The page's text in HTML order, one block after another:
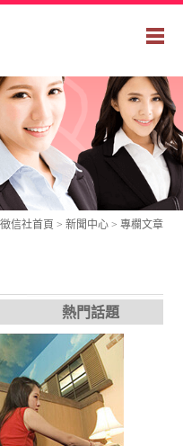
徵信社首頁 > 新聞中心 > 專欄文章
熱門話題